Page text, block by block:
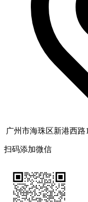
广州市海珠区新港西
扫码添加微信